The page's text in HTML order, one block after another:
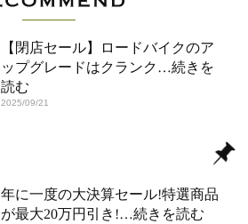
【閉店セール】ロードバイクのア
ップグレードはクランク …続きを
読む
2025/09/21
年に一度の大決算セール!特選商品
が最大20万円引き!…続きを読む